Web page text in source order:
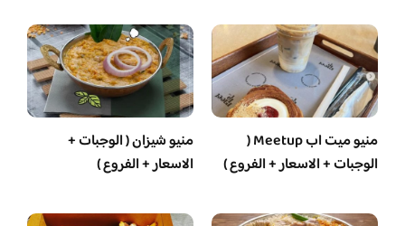
منيو ميت اب Meetup (
الوجبات + الاسعار + الفروع )
منيو شيزان ( الوجبات +
الاسعار + الفروع )